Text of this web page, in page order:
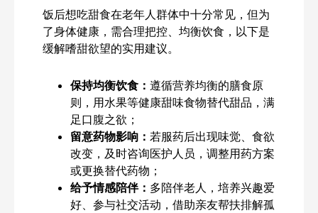
饭后想吃甜食在老年人群体中十分常见，但为
了身体健康，需合理把控、均衡饮食，以下是
缓解嗜甜欲望的实用建议。
保持均衡饮食： 遵循营养均衡的膳食原
则，用水果等健康甜味食物替代甜品，满
足口腹之欲；
留意药物影响： 若服药后出现味觉、食欲
改变，及时咨询医护人员，调整用药方案
或更换替代药物；
给予情感陪伴： 多陪伴老人，培养兴趣爱
好、参与社交活动，借助亲友帮扶排解孤